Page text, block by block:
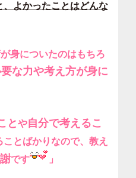
よかったことはどんな
身についたのはもちろ
な力や考え方が身に
とや自分で考えるこ
とばかりなので、教え
です 」